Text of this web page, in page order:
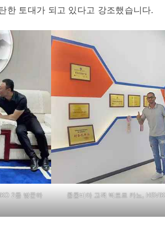
한 토대가 되고 있다고 강조했습니다.
2를 방문하
콜롬비아 고객 빅토르 카노,